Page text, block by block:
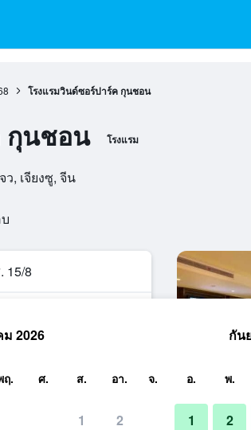
โรงแรมวินด์ซอร์ปาร์ค กุนชอน
กุนชอน โรงแรม
, เจียงซู, จีน
15/8
2026
ฤ. ศ. ส. อา.
1 2
กัน
จ. อ. พ.
1 2